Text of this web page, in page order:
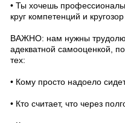
• Ты хочешь
круг компетенций и кругозор
ВАЖНО: нам нужны
адекватной самооценкой,
тех:
• Кому просто надоело
• Кто считает, что через